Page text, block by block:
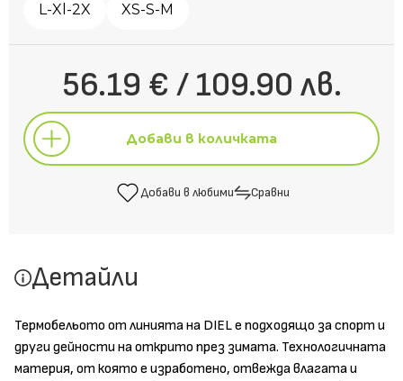
L-Xl-2X XS-S-M
56.19 € / 109.90 лв.
Добави в количката
Добави в любими Сравни
Детайли
Термобельото от линията на DIEL e подходящо за спорт и
други дейности на открито през зимата. Технологичната
материя, от която е изработено, отвежда влагата и